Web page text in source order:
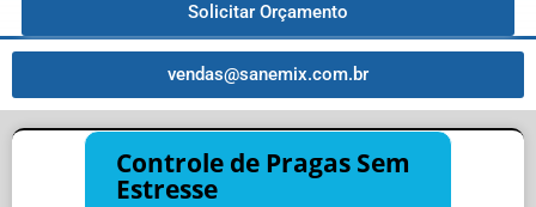
Solicitar Orçamento
vendas@sanemix.com.br
Controle de Pragas Sem
Estresse